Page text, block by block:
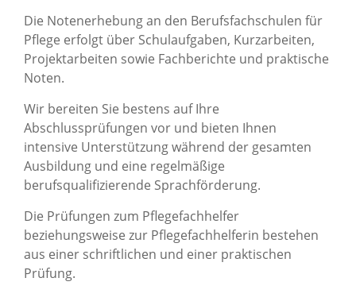
Die Notenerhebung an den Berufsfachschulen für
Pflege erfolgt über Schulaufgaben, Kurzarbeiten,
Projektarbeiten sowie Fachberichte und praktische
Noten.
Wir bereiten Sie bestens auf Ihre
Abschlussprüfungen vor und bieten Ihnen
intensive Unterstützung während der gesamten
Ausbildung und eine regelmäßige
berufsqualifizierende Sprachförderung.
Die Prüfungen zum Pflegefachhelfer
beziehungsweise zur Pflegefachhelferin bestehen
aus einer schriftlichen und einer praktischen
Prüfung.